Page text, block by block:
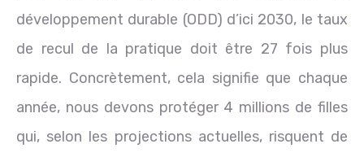
développement durable (ODD) d’ici 2030, le taux
de recul de la pratique doit être 27 fois plus
rapide. Concrètement, cela signifie que chaque
année, nous devons protéger 4 millions de filles
qui, selon les projections actuelles, risquent de